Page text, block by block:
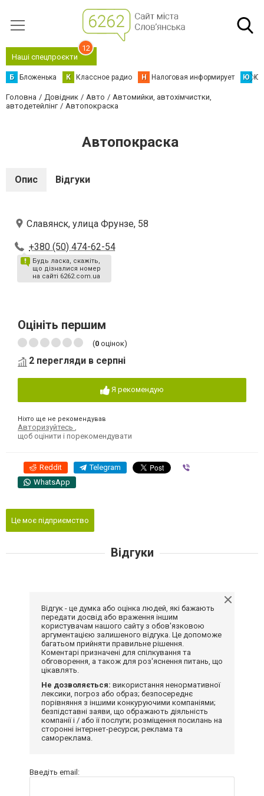
Наші спецпроєкти
12
Б Бложенька К Классное радио Н Налоговая информирует Ю
Головна Довідник Авто
Автомийки, автохімчистки,
автодетейлінг
Автопокраска
Автопокраска
Опис Відгуки
Славянск, улица Фрунзе, 58
+380 (50) 474-62-54
Будь ласка, скажіть,
що дізналися номер
на сайті 6262.com.ua
Оцініть першим
(0 оцінок)
2 перегляди в серпні
Я рекомендую
Ніхто ще не рекомендував
Авторизуйтесь
щоб оцінити і порекомендувати
Reddit Telegram
WhatsApp
Це моє підприємство
Відгуки
Відгук - це думка або оцінка людей, які бажають
передати досвід або враження іншим
користувачам нашого сайту з обов'язковою
аргументацією залишеного відгука. Це допоможе
багатьом прийняти правильне рішення.
Коментарі призначені для спілкування та
обговорення, а також для роз'яснення питань, що
цікавлять.
Не дозволяється: використання ненормативної
лексики, погроз або образ; безпосереднє
порівняння з іншими конкуруючими компаніями;
безпідставні заяви, що ображають діяльність
компанії і / або її послуги; розміщення посилань на
сторонні інтернет-ресурси; реклама та
самореклама.
Введіть email: